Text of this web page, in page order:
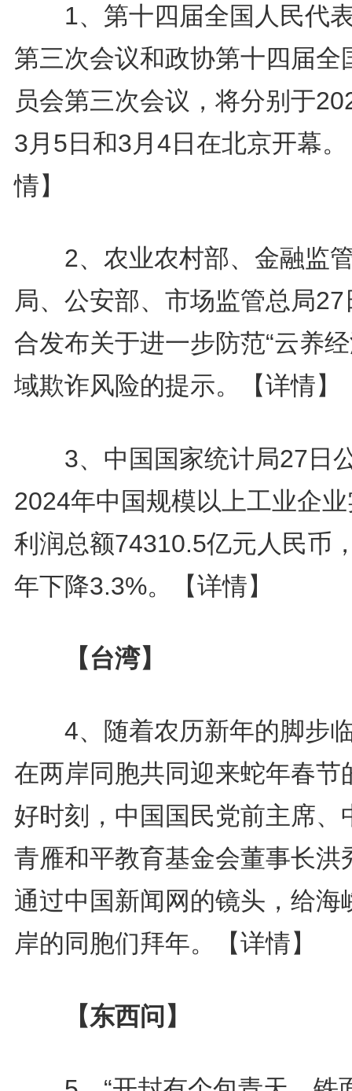
1、第十四届全国人民代
第三次会议和政协第十四届全
员会第三次会议，将分别于
3月5日和3月4日在北京开幕。
情】
2、农业农村部、金融监
局、公安部、市场监管总局27
合发布关于进一步防范“云养
域欺诈风险的提示。
【详情】
3、中国国家统计局27日
2024年中国规模以上工业企
利润总额74310.5亿元人民币
年下降3.3%。
【详情】
【台湾】
4、随着农历新年的脚步
在两岸同胞共同迎来蛇年春节
好时刻，中国国民党前主席、
青雁和平教育基金会董事长洪
通过中国新闻网的镜头，给海
岸的同胞们拜年。
【详情】
【东西问】